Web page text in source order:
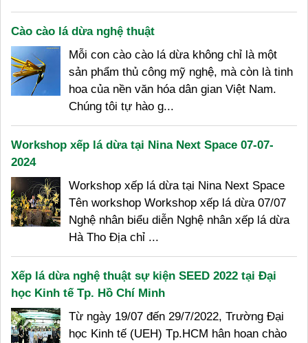
Cào cào lá dừa nghệ thuật
Mỗi con cào cào lá dừa không chỉ là một
sản phẩm thủ công mỹ nghệ, mà còn là tinh
hoa của nền văn hóa dân gian Việt Nam.
Chúng tôi tự hào g...
Workshop xếp lá dừa tại Nina Next Space 07-07-
2024
Workshop xếp lá dừa tại Nina Next Space
Tên workshop Workshop xếp lá dừa 07/07
Nghệ nhân biểu diễn Nghệ nhân xếp lá dừa
Hà Tho Địa chỉ ...
Xếp lá dừa nghệ thuật sự kiện SEED 2022 tại Đại
học Kinh tế Tp. Hồ Chí Minh
Từ ngày 19/07 đến 29/7/2022, Trường Đại
học Kinh tế (UEH) Tp.HCM hân hoan chào